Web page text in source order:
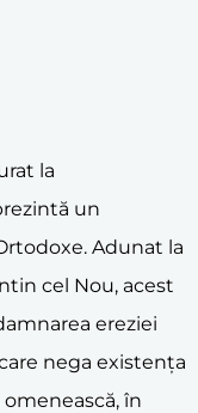
la
un
Adunat la
cel Nou, acest
ereziei
nega existența
în